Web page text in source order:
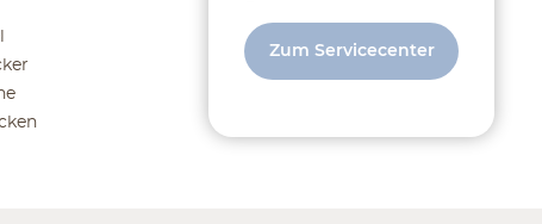
Zum Servicecenter